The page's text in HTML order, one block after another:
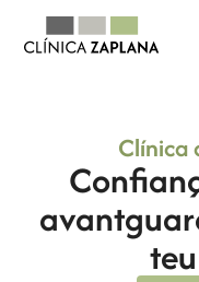
Clínica